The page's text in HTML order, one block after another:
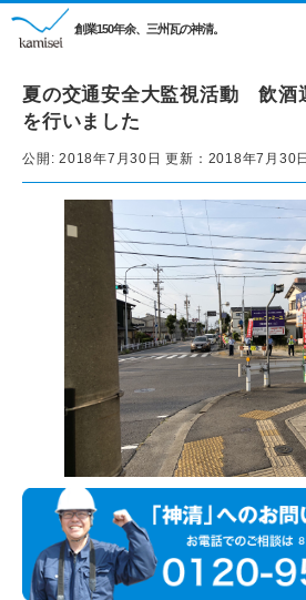
創業150年余、三州瓦の神清。
夏の交通安全大監視活動 飲酒
を行いました
公開: 2018年7月30日 更新： 2018年7月30日